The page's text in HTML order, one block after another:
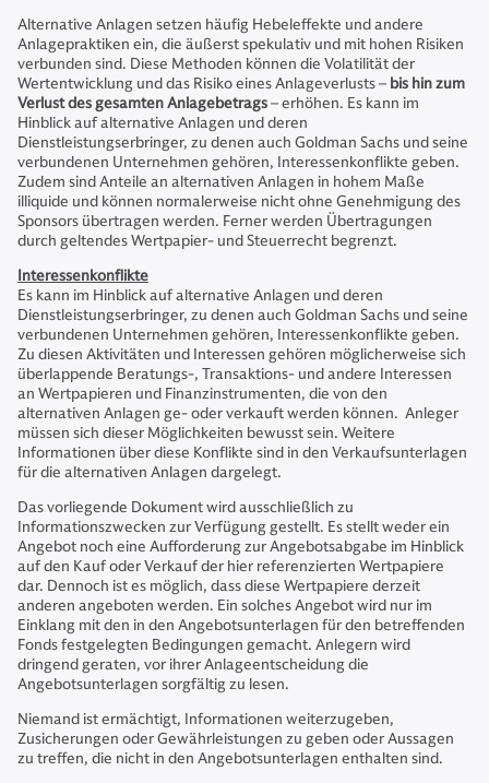
Alternative Anlagen setzen häufig Hebeleffekte und andere
Anlagepraktiken ein, die äußerst spekulativ und mit hohen Risiken
verbunden sind. Diese Methoden können die Volatilität der
Wertentwicklung und das Risiko eines Anlageverlusts – bis hin zum
Verlust des gesamten Anlagebetrags– erhöhen. Es kann im
Hinblick auf alternative Anlagen und deren
Dienstleistungserbringer, zu denen auch Goldman Sachs und seine
verbundenen Unternehmen gehören, Interessenkonflikte geben.
Zudem sind Anteile an alternativen Anlagen in hohem Maße
illiquide und können normalerweise nicht ohne Genehmigung des
Sponsors übertragen werden. Ferner werden Übertragungen
durch geltendes Wertpapier- und Steuerrecht begrenzt.
Interessenkonflikte
Es kann im Hinblick auf alternative Anlagen und deren
Dienstleistungserbringer, zu denen auch Goldman Sachs und seine
verbundenen Unternehmen gehören, Interessenkonflikte geben.
Zu diesen Aktivitäten und Interessen gehören möglicherweise sich
überlappende Beratungs-, Transaktions- und andere Interessen
an Wertpapieren und Finanzinstrumenten, die von den
alternativen Anlagen ge- oder verkauft werden können. Anleger
müssen sich dieser Möglichkeiten bewusst sein. Weitere
Informationen über diese Konflikte sind in den Verkaufsunterlagen
für die alternativen Anlagen dargelegt.
Das vorliegende Dokument wird ausschließlich zu
Informationszwecken zur Verfügung gestellt. Es stellt weder ein
Angebot noch eine Aufforderung zur Angebotsabgabe im Hinblick
auf den Kauf oder Verkauf der hier referenzierten Wertpapiere
dar. Dennoch ist es möglich, dass diese Wertpapiere derzeit
anderen angeboten werden. Ein solches Angebot wird nur im
Einklang mit den in den Angebotsunterlagen für den betreffenden
Fonds festgelegten Bedingungen gemacht. Anlegern wird
dringend geraten, vor ihrer Anlageentscheidung die
Angebotsunterlagen sorgfältig zu lesen.
Niemand ist ermächtigt, Informationen weiterzugeben,
Zusicherungen oder Gewährleistungen zu geben oder Aussagen
zu treffen, die nicht in den Angebotsunterlagen enthalten sind.